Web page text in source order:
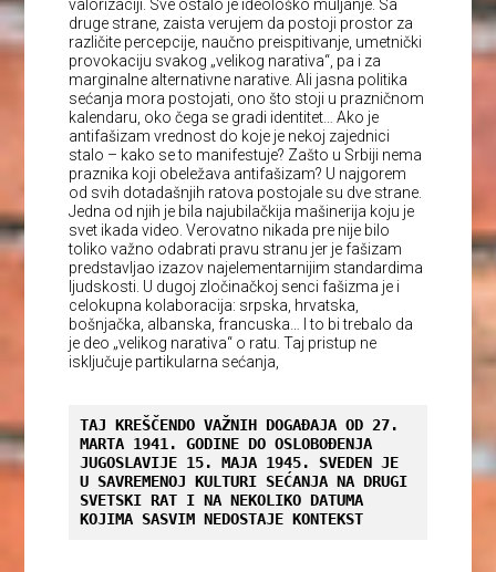
valorizaciji. Sve ostalo je ideološko muljanje. Sa
druge strane, zaista verujem da postoji prostor za
različite percepcije, naučno preispitivanje, umetnički
provokaciju svakog „velikog narativa“, pa i za
marginalne alternativne narative. Ali jasna politika
sećanja mora postojati, ono što stoji u prazničnom
kalendaru, oko čega se gradi identitet… Ako je
antifašizam vrednost do koje je nekoj zajednici
stalo – kako se to manifestuje? Zašto u Srbiji nema
praznika koji obeležava antifašizam? U najgorem
od svih dotadašnjih ratova postojale su dve strane.
Jedna od njih je bila najubilačkija mašinerija koju je
svet ikada video. Verovatno nikada pre nije bilo
toliko važno odabrati pravu stranu jer je fašizam
predstavljao izazov najelementarnijim standardima
ljudskosti. U dugoj zločinačkoj senci fašizma je i
celokupna kolaboracija: srpska, hrvatska,
bošnjačka, albanska, francuska… I to bi trebalo da
je deo „velikog narativa“ o ratu. Taj pristup ne
isključuje partikularna sećanja,
TAJ KREŠČENDO VAŽNIH DOGAĐAJA OD 27.
MARTA 1941. GODINE DO OSLOBOĐENJA
JUGOSLAVIJE 15. MAJA 1945. SVEDEN JE
U SAVREMENOJ KULTURI SEĆANJA NA DRUGI
SVETSKI RAT I NA NEKOLIKO DATUMA
KOJIMA SASVIM NEDOSTAJE KONTEKST